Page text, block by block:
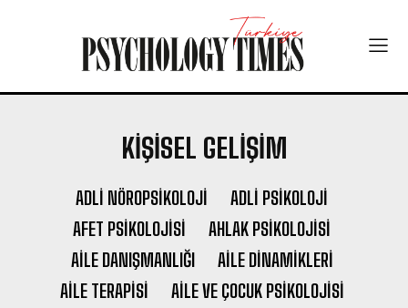
KIŞISEL GELIŞIM
ADLI NÖROPSIKOLOJI
ADLI PSIKOLOJI
AFET PSIKOLOJISI
AHLAK PSIKOLOJISI
AILE DANIŞMANLIĞI
AILE DINAMIKLERI
AILE TERAPISI
AILE VE ÇOCUK PSIKOLOJISI